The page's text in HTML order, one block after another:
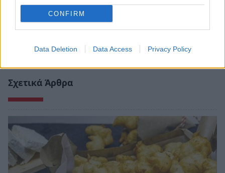
CONFIRM
Data Deletion Data Access Privacy Policy
Σχετικά Άρθρα